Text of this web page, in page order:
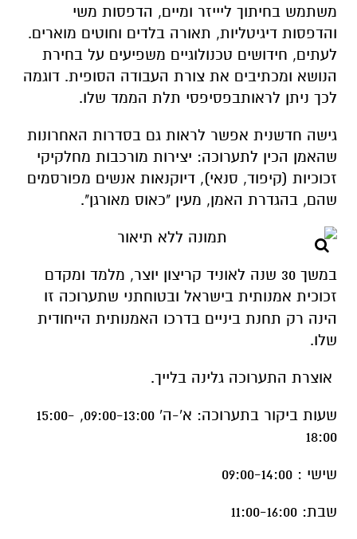
משתמש בחיתוך ליייזר ומיים, הדפסות משי
והדפסות דיגיטליות, תאורה בלדים וחוטים מוארים.
לעתים, חידושים טכנולוגיים משפיעים על בחירת
הנושא ומכתיבים את צורת העבודה הסופית. דוגמה
לכך ניתן לראותבפסיפסי תלת הממד שלו.
גישה חדשנית אפשר לראות גם בסדרות האחרונות
שהאמן הכין לתערוכה: יצירות מורכבות מחלקיקי
זכוכיות (קיפוד, סנאי), דיוקנאות אנשים מפורסמים
שהם, בהגדרת האמן, מעין "כאוס מאורגן".
במשך 30 שנה לאוניד קריצון יוצר, מלמד ומקדם
זכוכית אמנותית בישראל ובטוחתני שתערוכה זו
הינה רק תחנת ביניים בדרכו האמנותית הייחודית
שלו.
אוצרת התערוכה גלינה בלייך.
שעות ביקור בתערוכה: א'-ה' 09:00-13:00, 15:00-
18:00
שישי : 09:00-14:00
שבת: 11:00-16:00